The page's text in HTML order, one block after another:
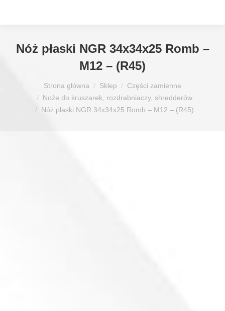
Nóż płaski NGR 34x34x25 Romb –
M12 – (R45)
Strona główna Sklep
Części zamienne
Noże do kruszarek, rozdrabniaczy, shredderów
Nóż płaski NGR 34x34x25 Romb – M12 – (R45)